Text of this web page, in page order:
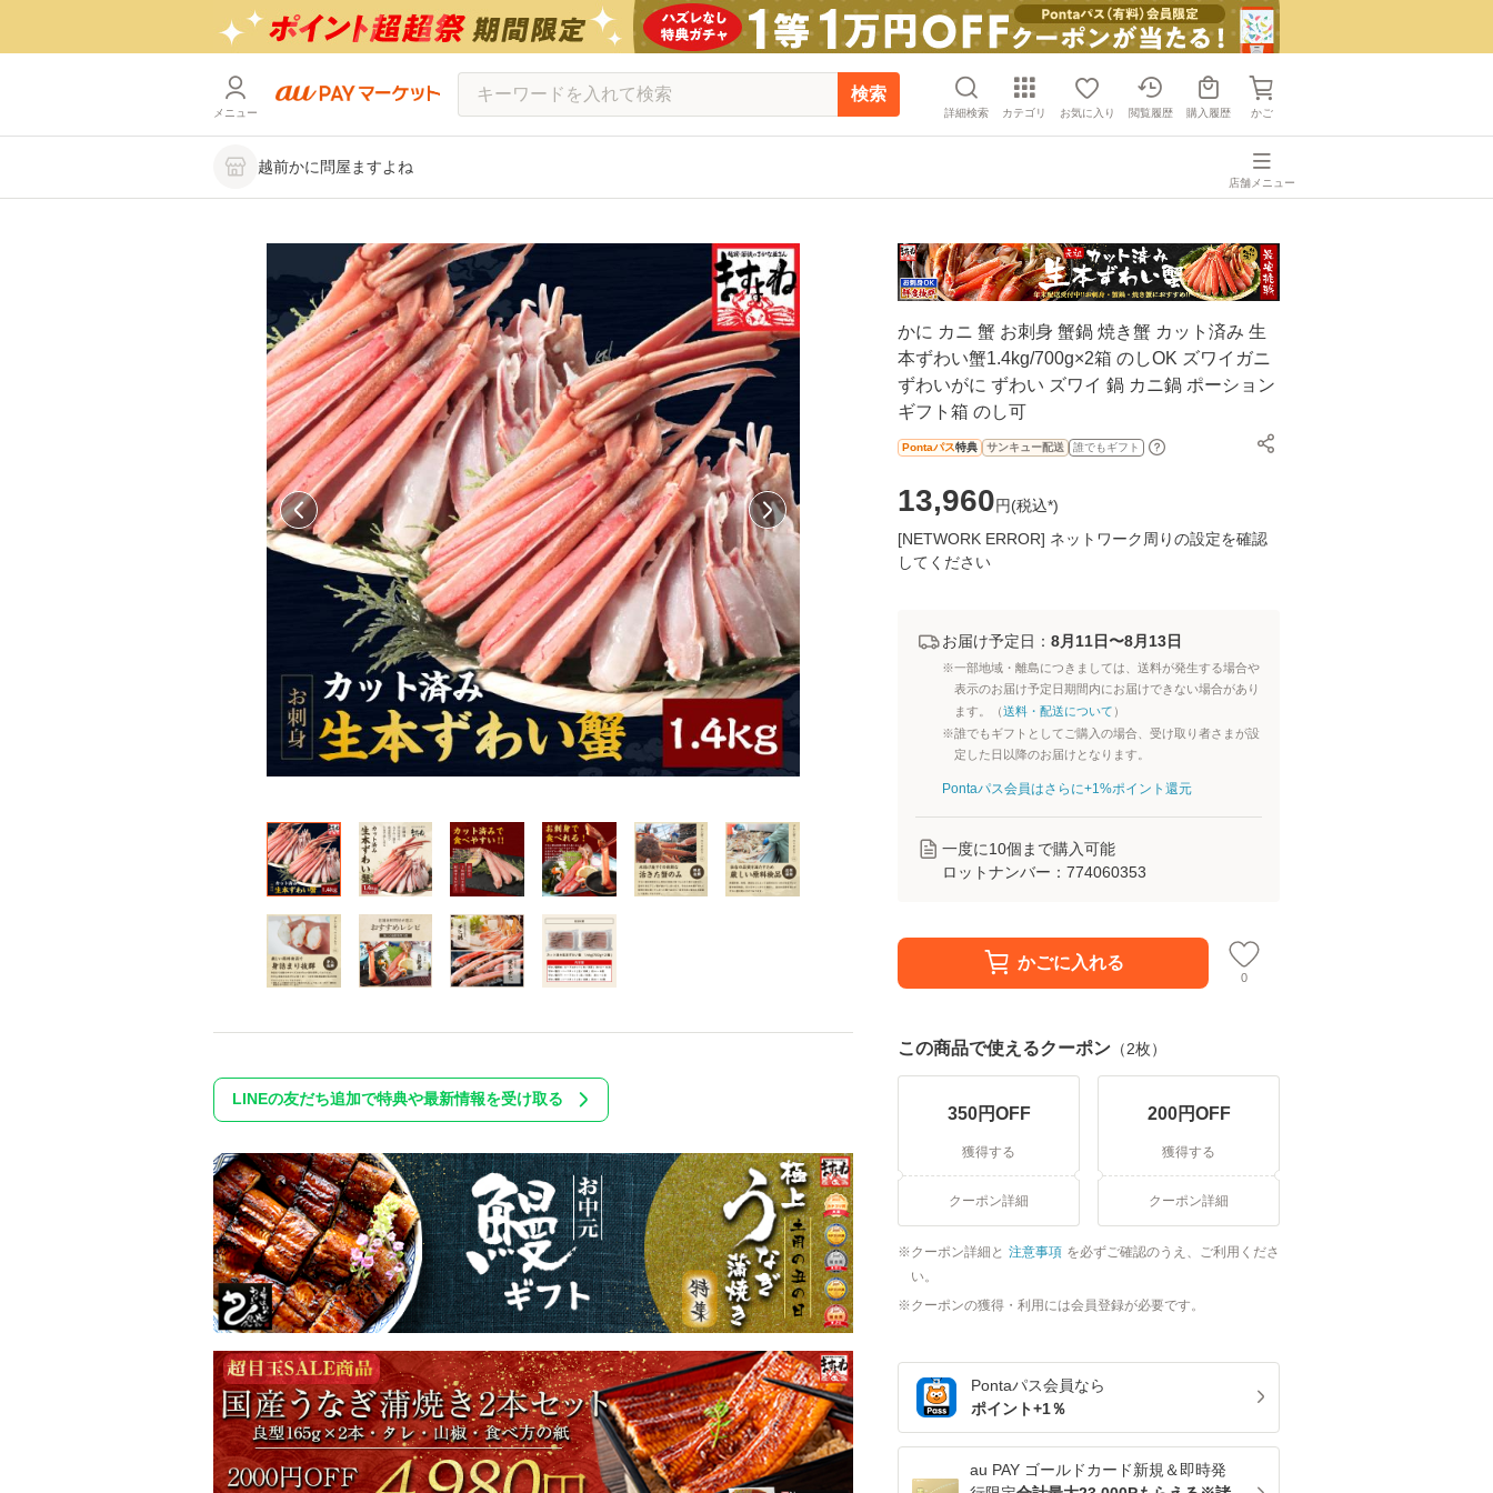
メニュー
検索
詳細検索 カテゴリ お気に入り 閲覧履歴 購入履歴 かご
越前かに問屋ますよね
店舗メニュー
かに カニ 蟹 お刺身 蟹鍋 焼き蟹 カット済み 生
本ずわい蟹1.4kg/700g×2箱 のしOK ズワイガニ
ずわいがに ずわい ズワイ 鍋 カニ鍋 ポーション
ギフト箱 のし可
Pontaパス特典 サンキュー配送 誰でもギフト
13,960円(税込*)
[NETWORK ERROR] ネットワーク周りの設定を確認
してください
お届け予定日： 8月11日〜8月13日
※一部地域・離島につきましては、送料が発生する場合や
表示のお届け予定日期間内にお届けできない場合があり
ます。（送料・配送について ）
※誰でもギフトとしてご購入の場合、受け取り者さまが設
定した日以降のお届けとなります。
Pontaパス会員はさらに+1%ポイント還元
一度に10個まで購入可能
ロットナンバー： 774060353
かごに入れる
0
この商品で使えるクーポン （2枚）
350円OFF
獲得する
クーポン詳細
200円OFF
獲得する
クーポン詳細
クーポン詳細と 注意事項 を必ずご確認のうえ、ご利用くださ
い。
クーポンの獲得・利用には会員登録が必要です。
Pontaパス会員なら
ポイント+1％
au PAY ゴールドカード新規＆即時発
LINEの友だち追加で特典や最新情報を受け取る